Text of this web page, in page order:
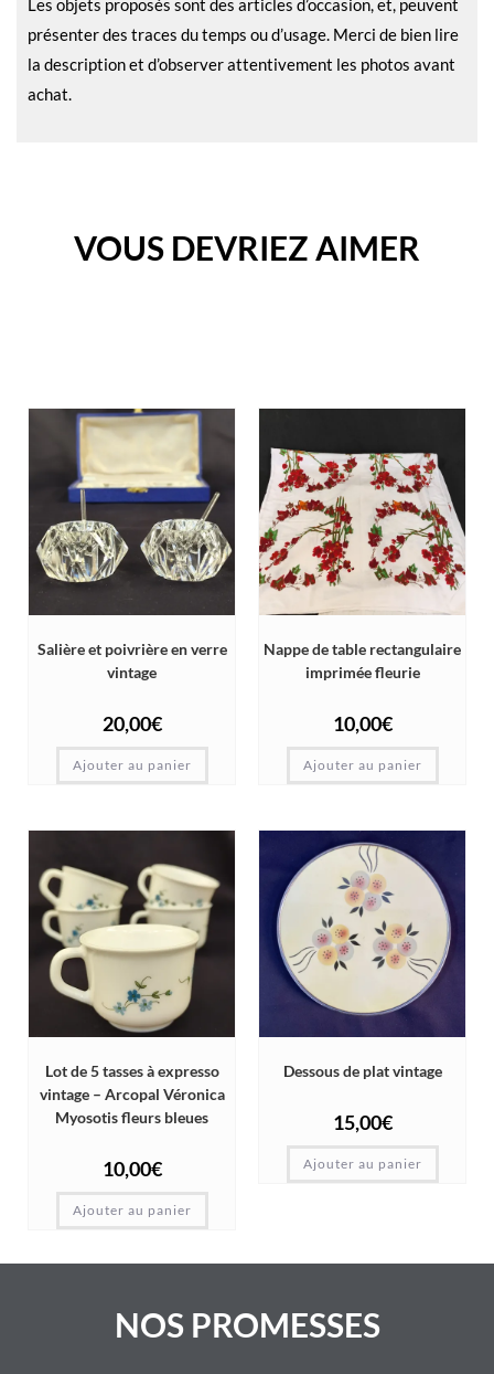
Les objets proposés sont des articles d’occasion, et, peuvent
présenter des traces du temps ou d’usage. Merci de bien lire
la description et d’observer attentivement les photos avant
achat.
VOUS DEVRIEZ AIMER
Salière et poivrière en verre
vintage
20,00€
Ajouter au panier
Nappe de table rectangulaire
imprimée fleurie
10,00€
Ajouter au panier
Lot de 5 tasses à expresso
vintage – Arcopal Véronica
Myosotis fleurs bleues
10,00€
Ajouter au panier
Dessous de plat vintage
15,00€
Ajouter au panier
NOS PROMESSES